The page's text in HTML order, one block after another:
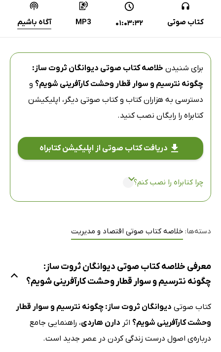
کتاب صوتی 01:03:32
MP3 آگاه باشیم
برای شنیدن خلاصه کتاب صوتی دیوانگان ثروت ساز:
چگونه نترسیم و سوار قطار وحشت کارآفرینی شویم؟ و
دسترسی به هزاران کتاب و کتاب صوتی دیگر، اپلیکیشن
کتابراه را رایگان نصب کنید.
دریافت کتاب صوتی از اپلیکیشن کتابراه
چرا کتابراه را نصب کنم؟
دسته‌ها: خلاصه کتاب صوتی اقتصاد و مدیریت
معرفی خلاصه کتاب صوتی دیوانگان ثروت ساز:
چگونه نترسیم و سوار قطار وحشت کارآفرینی شویم؟
کتاب صوتی دیوانگان ثروت ساز: چگونه نترسیم و سوار قطار
وحشت کارآفرینی شویم؟ اثر دارن هاردی، راهنمایی جامع
درباره‌ی اصول درست زندگی کردن در عصر جدید است.